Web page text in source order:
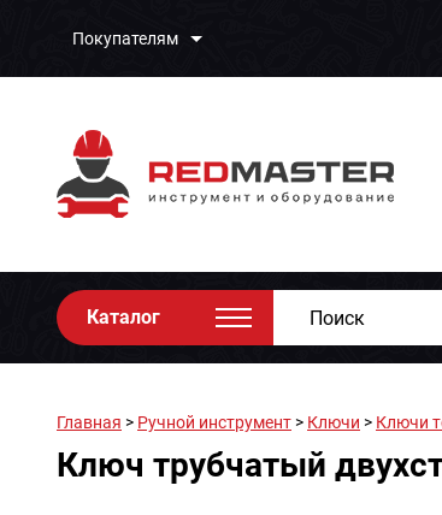
Покупателям
Каталог
Главная > Ручной инструмент > Ключи > Ключи
Ключ трубчатый